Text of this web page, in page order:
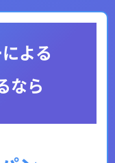
よる
なら